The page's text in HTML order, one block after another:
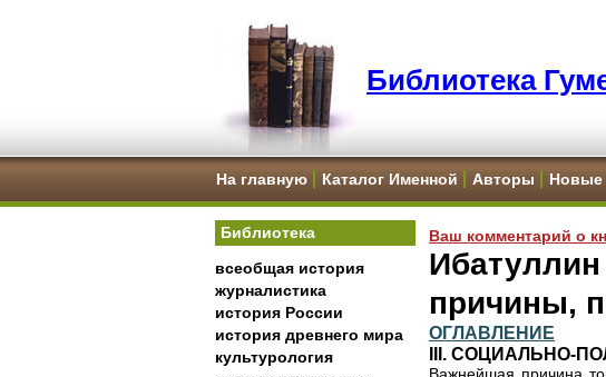
Библиотека
На главную Каталог Именной Авторы Новые
Библиотека
всеобщая история
журналистика
история России
история древнего мира
культурология
Ваш комментарий о
причины,
ОГЛАВЛЕНИЕ
III. СОЦИАЛЬНО-